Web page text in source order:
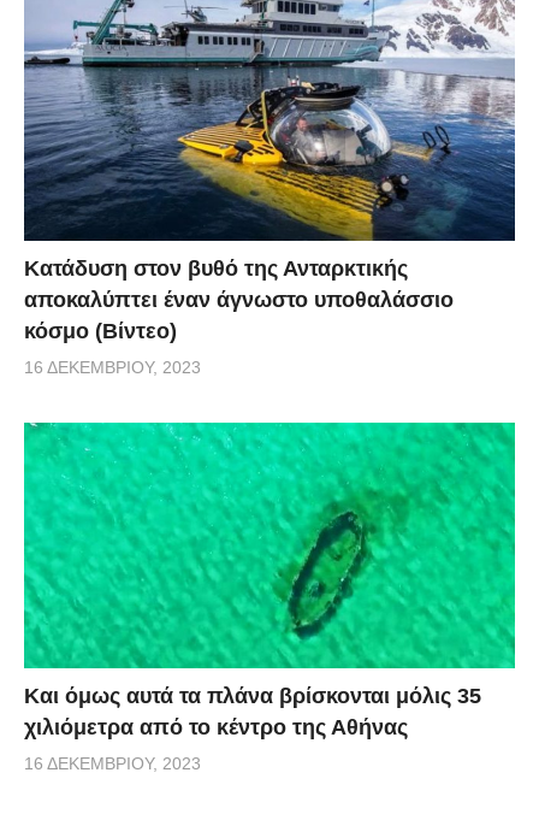
Κατάδυση στον βυθό της Ανταρκτικής
αποκαλύπτει έναν άγνωστο υποθαλάσσιο
κόσμο (Βίντεο)
16 ΔΕΚΕΜΒΡΊΟΥ, 2023
Και όμως αυτά τα πλάνα βρίσκονται μόλις 35
χιλιόμετρα από το κέντρο της Αθήνας
16 ΔΕΚΕΜΒΡΊΟΥ, 2023